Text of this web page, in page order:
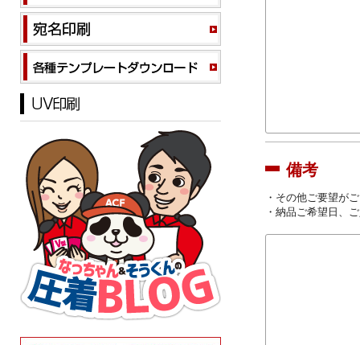
備考
・その他ご要望が
・納品ご希望日、